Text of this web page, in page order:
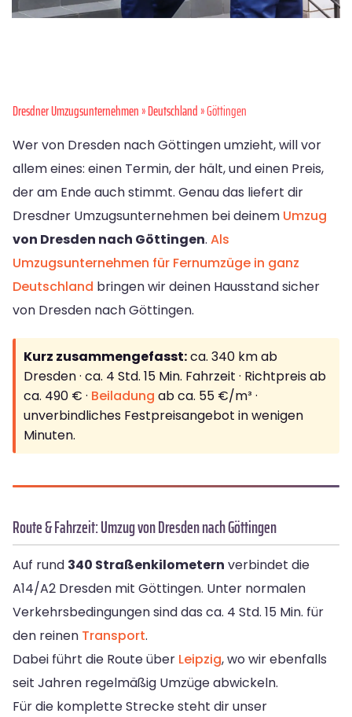
Dresdner Umzugsunternehmen»Deutschland» Göttingen
Wer von Dresden nach Göttingen umzieht, will vor
allem eines: einen Termin, der hält, und einen Preis,
der am Ende auch stimmt. Genau das liefert dir
Dresdner Umzugsunternehmen bei deinem Umzug
von Dresden nach Göttingen. Als
Umzugsunternehmen für Fernumzüge in ganz
Deutschland bringen wir deinen Hausstand sicher
von Dresden nach Göttingen.
Kurz zusammengefasst:ca. 340 km ab
Dresden · ca. 4 Std. 15 Min. Fahrzeit · Richtpreis ab
ca. 490 € · Beiladung ab ca. 55 €/m³ ·
unverbindliches Festpreisangebot in wenigen
Minuten.
Route & Fahrzeit: Umzug von Dresden nach Göttingen
Auf rund 340 Straßenkilometern verbindet die
A14/A2 Dresden mit Göttingen. Unter normalen
Verkehrsbedingungen sind das ca. 4 Std. 15 Min. für
den reinen Transport.
Dabei führt die Route über Leipzig, wo wir ebenfalls
seit Jahren regelmäßig Umzüge abwickeln.
Für die komplette Strecke steht dir unser